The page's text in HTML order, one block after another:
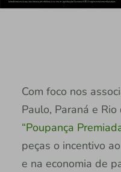
Com foco nos
Paulo, Paraná e
“Poupança
peças o incentivo
e na economia de